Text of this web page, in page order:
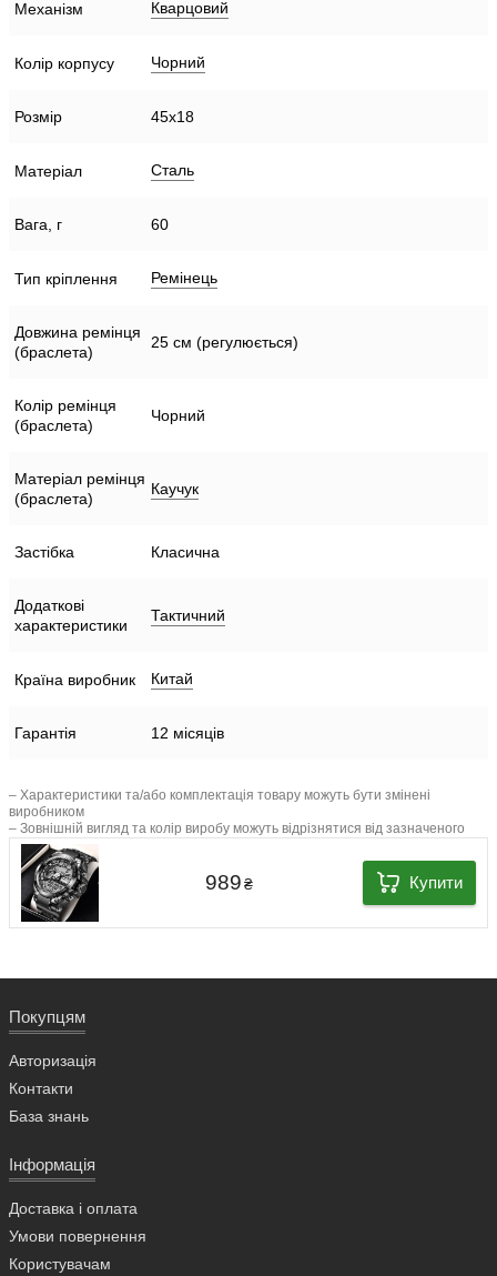
Механізм Кварцовий
Колір корпусу Чорний
Розмір 45х18
Матеріал Сталь
Вага, г 60
Тип кріплення Ремінець
Довжина ремінця
(браслета)
25 см (регулюється)
Колір ремінця
(браслета)
Чорний
Матеріал ремінця
(браслета)
Каучук
Застібка Класична
Додаткові
характеристики
Тактичний
Країна виробник Китай
Гарантія 12 місяців
– Характеристики та/або комплектація товару можуть бути змінені
виробником
– Зовнішній вигляд та колір виробу можуть відрізнятися від зазначеного
989₴ Купити
Покупцям
Авторизація
Контакти
База знань
Інформація
Доставка і оплата
Умови повернення
Користувачам